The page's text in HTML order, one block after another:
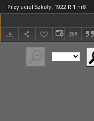
Przyjaciel Szkoły. 1922 R.1 nr8